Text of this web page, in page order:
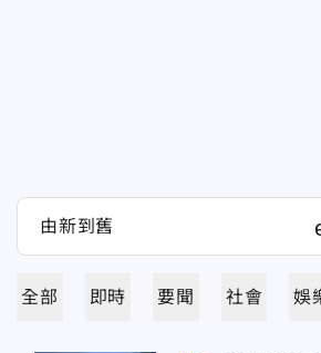
全部 即時 要聞 社會 娛